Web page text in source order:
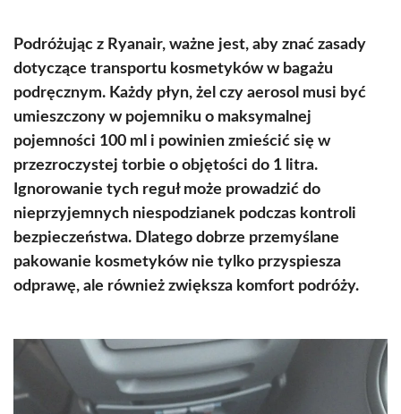
Podróżując z Ryanair, ważne jest, aby znać zasady
dotyczące transportu kosmetyków w bagażu
podręcznym. Każdy płyn, żel czy aerosol musi być
umieszczony w pojemniku o maksymalnej
pojemności 100 ml i powinien zmieścić się w
przezroczystej torbie o objętości do 1 litra.
Ignorowanie tych reguł może prowadzić do
nieprzyjemnych niespodzianek podczas kontroli
bezpieczeństwa. Dlatego dobrze przemyślane
pakowanie kosmetyków nie tylko przyspiesza
odprawę, ale również zwiększa komfort podróży.